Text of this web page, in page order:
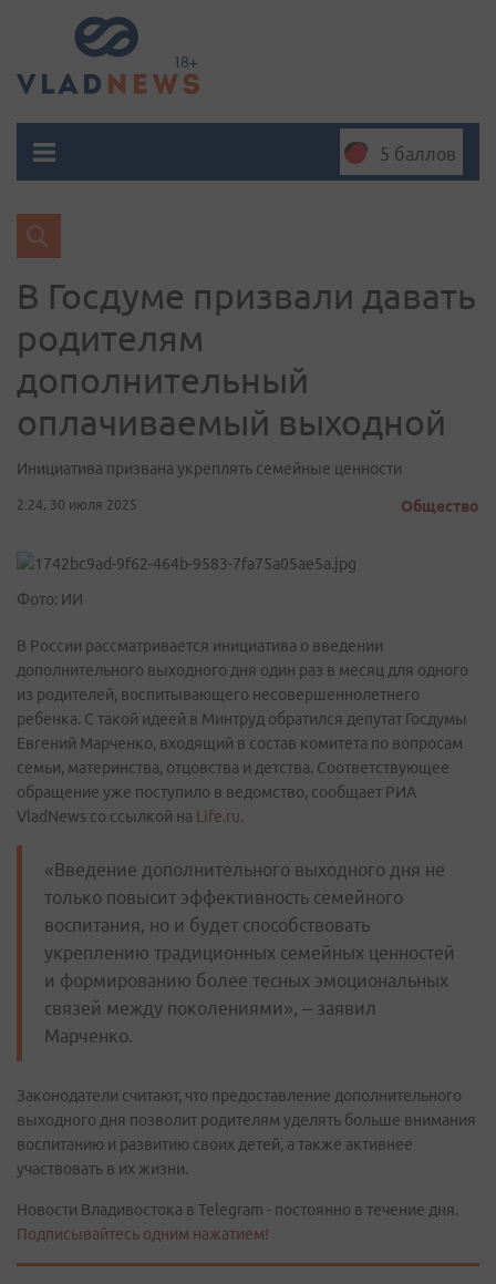
5 баллов
В Госдуме призвали давать
родителям
дополнительный
оплачиваемый выходной
Инициатива призвана укреплять семейные ценности
2:24, 30 июля 2025 Общество
Фото: ИИ
В России рассматривается инициатива о введении
дополнительного выходного дня один раз в месяц для одного
из родителей, воспитывающего несовершеннолетнего
ребенка. С такой идеей в Минтруд обратился депутат Госдумы
Евгений Марченко, входящий в состав комитета по вопросам
семьи, материнства, отцовства и детства. Соответствующее
обращение уже поступило в ведомство, сообщает РИА
VladNews со ссылкой на Life.ru.
«Введение дополнительного выходного дня не
только повысит эффективность семейного
воспитания, но и будет способствовать
укреплению традиционных семейных ценностей
и формированию более тесных эмоциональных
связей между поколениями», – заявил
Марченко.
Законодатели считают, что предоставление дополнительного
выходного дня позволит родителям уделять больше внимания
воспитанию и развитию своих детей, а также активнее
участвовать в их жизни.
Новости Владивостока в Telegram - постоянно в течение дня.
Подписывайтесь одним нажатием!